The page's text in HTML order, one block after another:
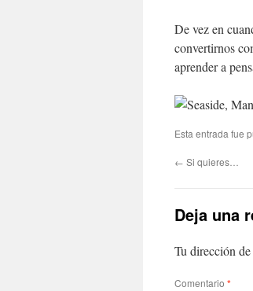
De vez en
convertirnos
aprender a
Esta entrada fue
← Si quieres…
Deja una
Tu dirección
Comentario *